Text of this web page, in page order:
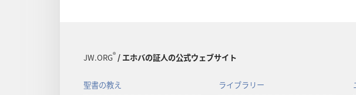
JW.ORG®/ エホバの証人の公式ウェブサイト
聖書の教え ライブラリー